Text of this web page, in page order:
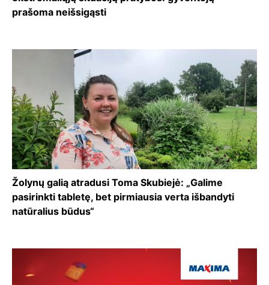
prašoma neišsigąsti
Žolynų galią atradusi Toma Skubiejė: „Galime
pasirinkti tabletę, bet pirmiausia verta išbandyti
natūralius būdus“